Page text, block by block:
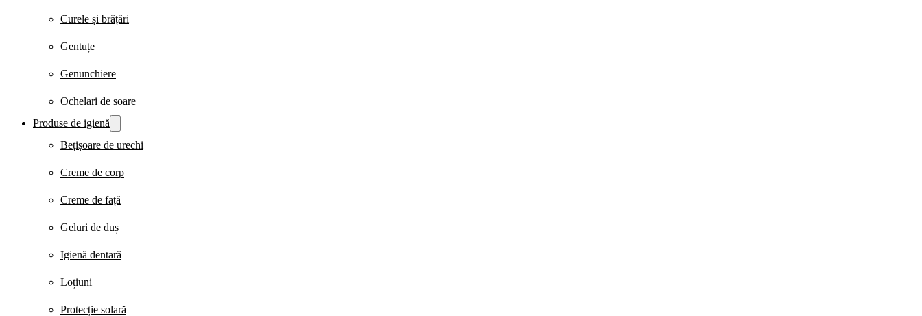
Curele și brățări
Gentuțe
Genunchiere
Ochelari de soare
Produse de igienă
Bețișoare de urechi
Creme de corp
Creme de față
Geluri de duș
Igienă dentară
Loțiuni
Protecție solară